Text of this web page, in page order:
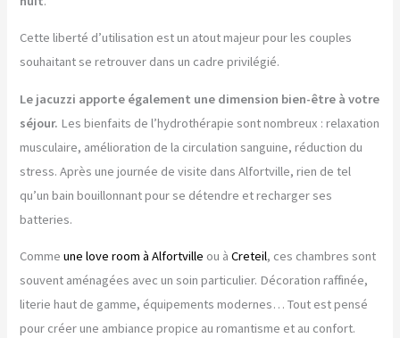
Cette liberté d’utilisation est un atout majeur pour les couples
souhaitant se retrouver dans un cadre privilégié.
Le jacuzzi apporte également une dimension bien-être à votre
séjour. Les bienfaits de l’hydrothérapie sont nombreux : relaxation
musculaire, amélioration de la circulation sanguine, réduction du
stress. Après une journée de visite dans Alfortville, rien de tel
qu’un bain bouillonnant pour se détendre et recharger ses
batteries.
Comme une love room à Alfortville ou àCreteil, ces chambres sont
souvent aménagées avec un soin particulier. Décoration raffinée,
literie haut de gamme, équipements modernes… Tout est pensé
pour créer une ambiance propice au romantisme et au confort.